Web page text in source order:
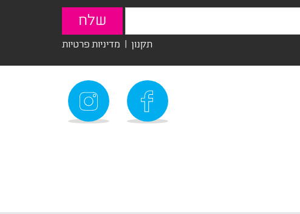
תקנון | מדיניות פרטיות